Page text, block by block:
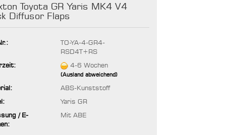
Toyota GR Yaris MK4 V4
Diffusor Flaps
TO-YA-4-GR4-
RSD4T+RS
4-6 Wochen
(Ausland abweichend)
ABS-Kunststoff
Yaris GR
/ E-
Mit ABE